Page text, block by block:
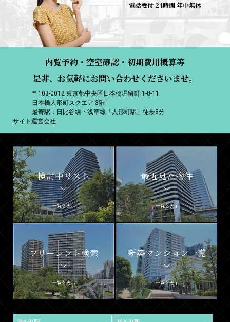
電話受付 24時間 年中無休
内覧予約・空室確認・初期費用概算等
是非、お気軽にお問い合わせくださいませ。
〒103-0012 東京都中央区日本橋堀留町 1-8-11
日本橋人形町スクエア 3階
最寄駅：日比谷線・浅草線「人形町駅」徒歩3分
サイト運営会社
検討中リスト
一覧を表示
最近見た物件
一覧を表示
フリーレント検索
一覧を表示
新築マンション一覧
一覧を表示